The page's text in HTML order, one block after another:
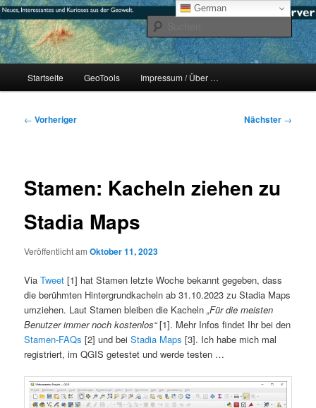
Zum
primären
Inhalt
springen#geoObserver
mikeE's GeoBlog
Startseite GeoTools Impressum / Über …
Beitragsnavigation
← Vorheriger Nächster →
Stamen: Kacheln ziehen zu
Stadia Maps
Veröffentlicht amOktober 11, 2023
ViaTweet [1] hat Stamen letzte Woche bekannt gegeben, dass
die berühmten Hintergrundkacheln ab 31.10.2023 zu Stadia Maps
umziehen. Laut Stamen bleiben die Kacheln„Für die meisten
Benutzer immer noch kostenlos“[1]. Mehr Infos findet Ihr bei den
Stamen-FAQs [2] und beiStadia Maps [3]. Ich habe mich mal
registriert, im QGIS getestet und werde testen …
German